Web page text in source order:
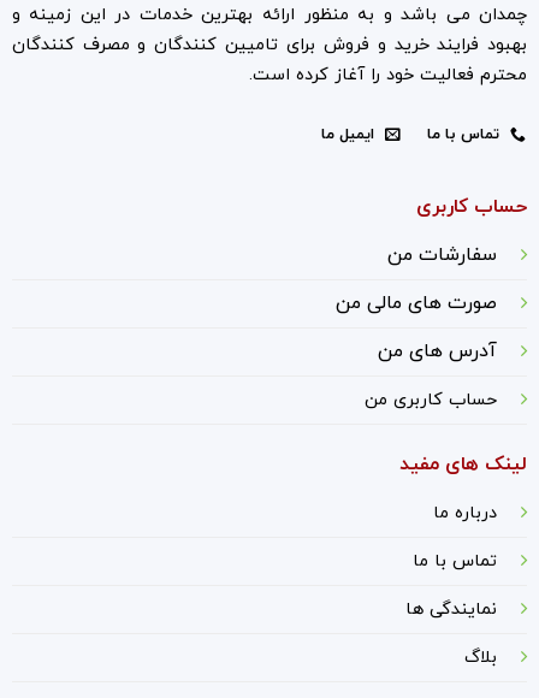
چمدان می باشد و به منظور ارائه بهترین خدمات در این زمینه و
بهبود فرایند خرید و فروش برای تامیین کنندگان و مصرف کنندگان
محترم فعالیت خود را آغاز کرده است.
تماس با ما ایمیل ما
حساب کاربری
سفارشات من
صورت های مالی من
آدرس های من
حساب کاربری من
لینک های مفید
درباره ما
تماس با ما
نمایندگی ها
بلاگ